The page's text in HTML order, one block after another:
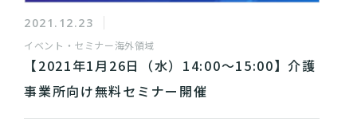
2021.12.23
イベント・セミナー海外領域
【2021年1月26日（水）14:00～15:00】介護
事業所向け無料セミナー開催